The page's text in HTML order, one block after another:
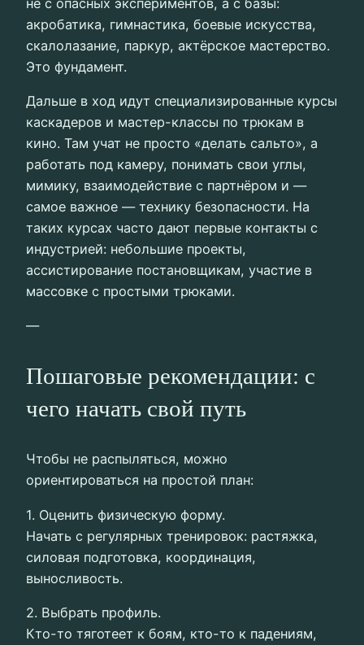
акробатика, гимнастика, боевые искусства,
скалолазание, паркур, актёрское мастерство.
Это фундамент.
Дальше в ход идут специализированные курсы
каскадеров и мастер-классы по трюкам в
кино. Там учат не просто «делать сальто», а
работать под камеру, понимать свои углы,
мимику, взаимодействие с партнёром и —
самое важное — технику безопасности. На
таких курсах часто дают первые контакты с
индустрией: небольшие проекты,
ассистирование постановщикам, участие в
массовке с простыми трюками.
—
Пошаговые рекомендации: с
чего начать свой путь
Чтобы не распыляться, можно
ориентироваться на простой план:
1. Оценить физическую форму.
Начать с регулярных тренировок: растяжка,
силовая подготовка, координация,
выносливость.
2. Выбрать профиль.
Кто-то тяготеет к боям, кто-то к падениям,